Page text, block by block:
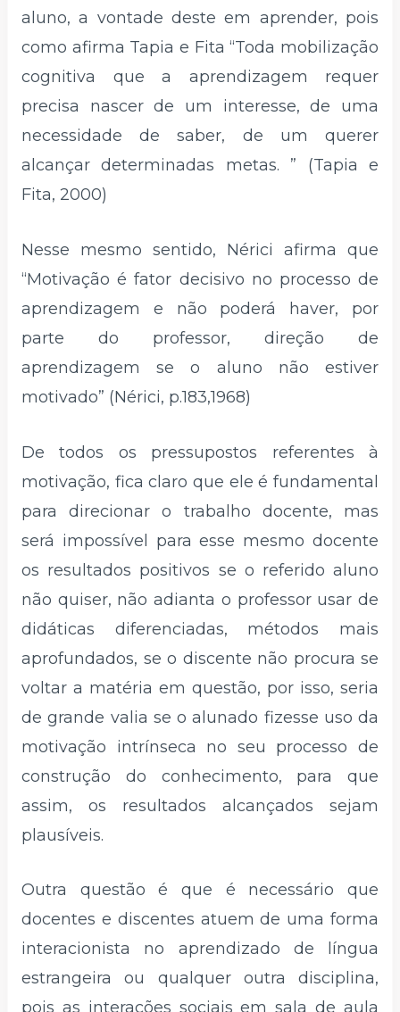
aluno, a vontade deste em aprender, pois
como afirma Tapia e Fita “Toda mobilização
cognitiva que a aprendizagem requer
precisa nascer de um interesse, de uma
necessidade de saber, de um querer
alcançar determinadas metas. ” (Tapia e
Fita, 2000)
Nesse mesmo sentido, Nérici afirma que
“Motivação é fator decisivo no processo de
aprendizagem e não poderá haver, por
parte do professor, direção de
aprendizagem se o aluno não estiver
motivado” (Nérici, p.183,1968)
De todos os pressupostos referentes à
motivação, fica claro que ele é fundamental
para direcionar o trabalho docente, mas
será impossível para esse mesmo docente
os resultados positivos se o referido aluno
não quiser, não adianta o professor usar de
didáticas diferenciadas, métodos mais
aprofundados, se o discente não procura se
voltar a matéria em questão, por isso, seria
de grande valia se o alunado fizesse uso da
motivação intrínseca no seu processo de
construção do conhecimento, para que
assim, os resultados alcançados sejam
plausíveis.
Outra questão é que é necessário que
docentes e discentes atuem de uma forma
interacionista no aprendizado de língua
estrangeira ou qualquer outra disciplina,
pois as interações sociais em sala de aula